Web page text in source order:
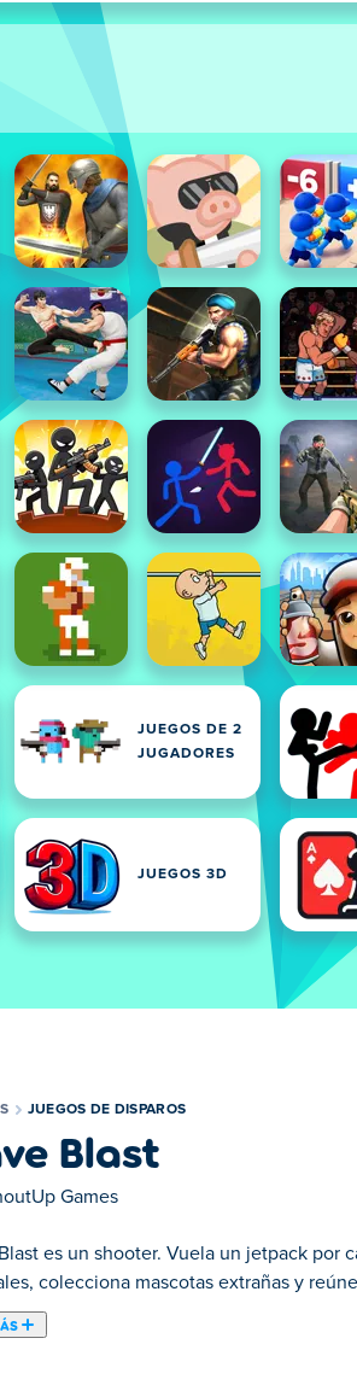
JUEGOS DE 2
JUGADORES
JUEGOS 3D
JUEGOS DE DISPAROS
Blast
Games
es un shooter. Vuela un jetpack por
colecciona mascotas extrañas y
rápido con muchos personajes